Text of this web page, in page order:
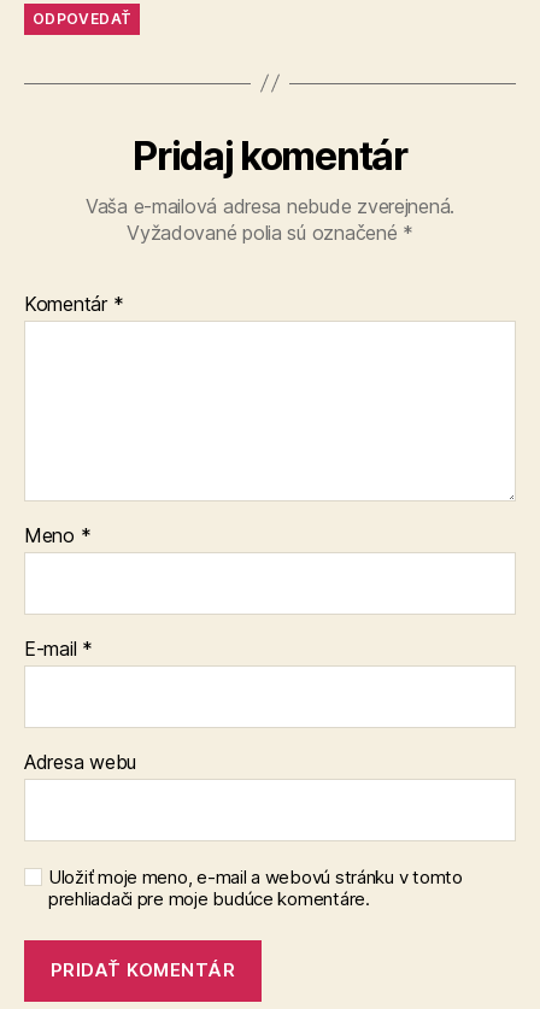
ODPOVEDAŤ
Pridaj komentár
Vaša e-mailová adresa nebude zverejnená.
Vyžadované polia sú označené *
Komentár *
Meno *
E-mail *
Adresa webu
Uložiť moje meno, e-mail a webovú stránku v tomto
prehliadači pre moje budúce komentáre.